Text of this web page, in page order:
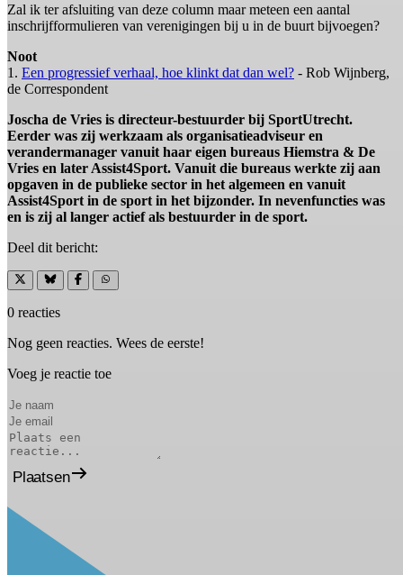
Zal ik ter afsluiting van deze column maar meteen een aantal
inschrijfformulieren van verenigingen bij u in de buurt bijvoegen?
Noot
1. Een progressief verhaal, hoe klinkt dat dan wel? - Rob Wijnberg,
de Correspondent
Joscha de Vries is directeur-bestuurder bij SportUtrecht.
Eerder was zij werkzaam als organisatieadviseur en
verandermanager vanuit haar eigen bureaus Hiemstra & De
Vries en later Assist4Sport. Vanuit die bureaus werkte zij aan
opgaven in de publieke sector in het algemeen en vanuit
Assist4Sport in de sport in het bijzonder. In nevenfuncties was
en is zij al langer actief als bestuurder in de sport.
Deel dit bericht:
0 reacties
Nog geen reacties. Wees de eerste!
Voeg je reactie toe
Plaatsen